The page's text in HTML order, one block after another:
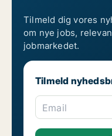
Tilmeld dig vores
om nye jobs,
jobmarkedet.
Tilmeld
Email